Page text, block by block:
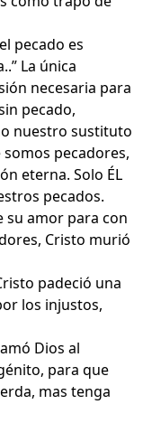
pecado es
La única
necesaria para
pecado,
nuestro sustituto
pecadores,
eterna. Solo ÉL
pecados.
su amor para con
Cristo murió
padeció una
los injustos,
Dios al
para que
mas tenga